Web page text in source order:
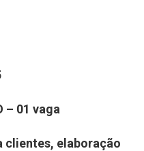
– 01 vaga
clientes, elaboração